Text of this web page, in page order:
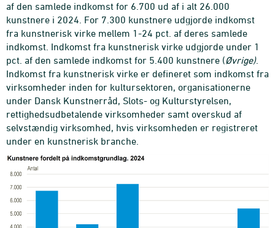
af den samlede indkomst for 6.700 ud af i alt 26.000
kunstnere i 2024. For 7.300 kunstnere udgjorde indkomst
fra kunstnerisk virke mellem 1-24 pct. af deres samlede
indkomst. Indkomst fra kunstnerisk virke udgjorde under 1
pct. af den samlede indkomst for 5.400 kunstnere (Øvrige).
Indkomst fra kunstnerisk virke er defineret som indkomst fra
virksomheder inden for kultursektoren, organisationerne
under Dansk Kunstnerråd, Slots- og Kulturstyrelsen,
rettighedsudbetalende virksomheder samt overskud af
selvstændig virksomhed, hvis virksomheden er registreret
under en kunstnerisk branche.